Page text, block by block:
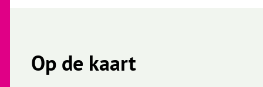
Op de kaart